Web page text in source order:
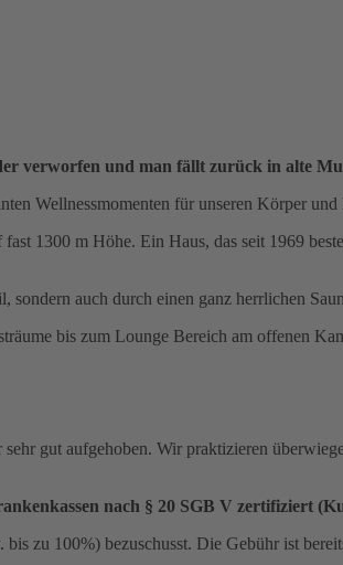
verworfen und man fällt zurück in alte
Wellnessmomenten für unseren Körper
1300 m Höhe. Ein Haus, das seit 1969
auch durch einen ganz herrlichen
bis zum Lounge Bereich am offenen
gut aufgehoben. Wir praktizieren
nach § 20 SGB V zertifiziert
zu 100%) bezuschusst. Die Gebühr ist